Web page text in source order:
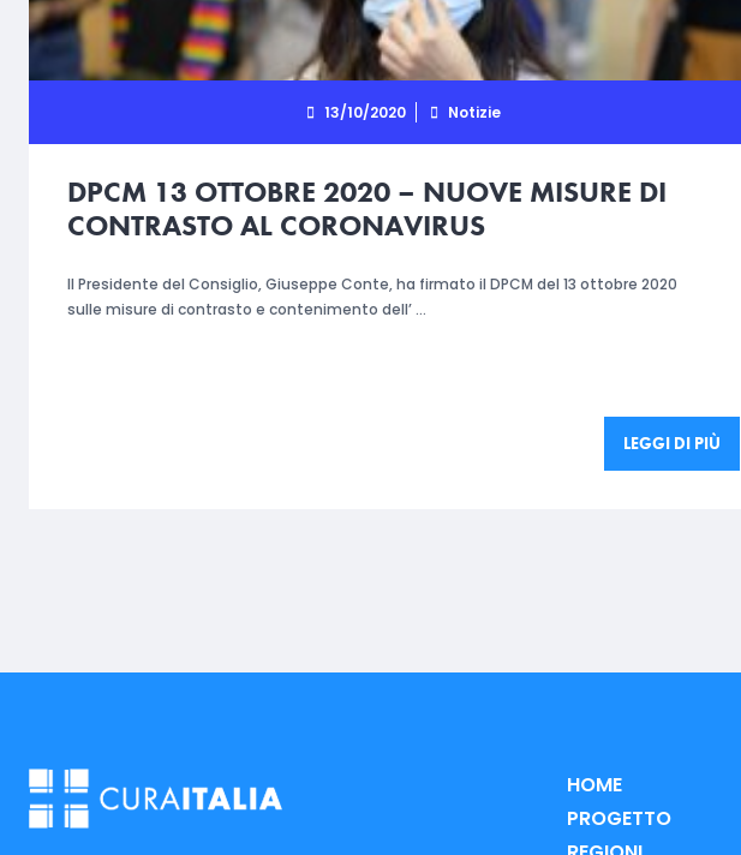
13/10/2020 Notizie
DPCM 13 OTTOBRE 2020 – NUOVE MISURE DI
CONTRASTO AL CORONAVIRUS
Il Presidente del Consiglio, Giuseppe Conte, ha firmato il DPCM del 13 ottobre 2020
sulle misure di contrasto e contenimento dell’ …
LEGGI DI PIÙ
HOME
PROGETTO